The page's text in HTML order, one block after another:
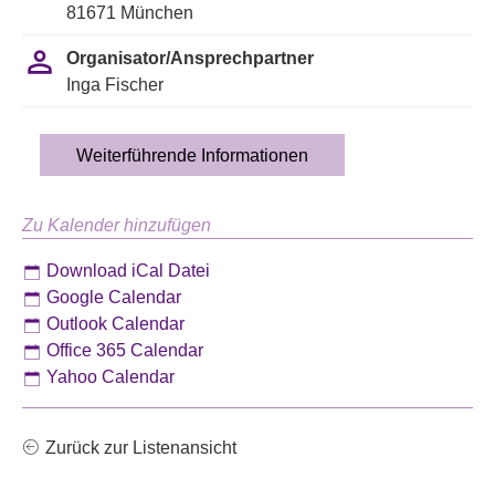
81671 München
Organisator/Ansprechpartner
Inga Fischer
Weiterführende Informationen
Zu Kalender hinzufügen
Download iCal Datei
Google Calendar
Outlook Calendar
Office 365 Calendar
Yahoo Calendar
Zurück zur Listenansicht